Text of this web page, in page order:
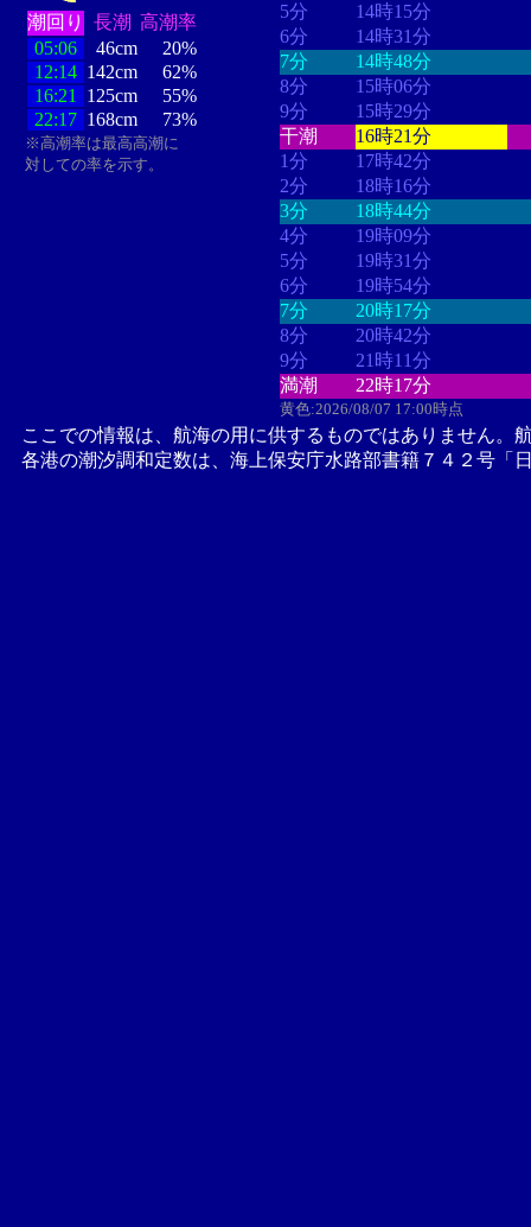
潮回り 長潮 高潮率
05:06
46cm
20%
12:14 142cm
62%
16:21
125cm
55%
22:17 168cm 73%
※高潮率は最高高潮に
対しての率を示す。
5分
14時15分
6分
14時31分
7分
14時48分
8分
15時06分
9分
15時29分
干潮
16時21分
1分
17時42分
2分
18時16分
3分
18時44分
4分
19時09分
5分
19時31分
6分
19時54分
7分
20時17分
8分
20時42分
9分
21時11分
満潮
22時17分
黄色:2026/08/07 17:00時点
ここでの情報は、航海の用に供するものではありません。
各港の潮汐調和定数は、海上保安庁水路部書籍７４２号「